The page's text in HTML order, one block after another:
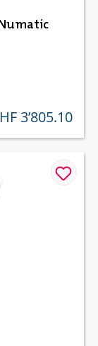
preis:
3’805.10